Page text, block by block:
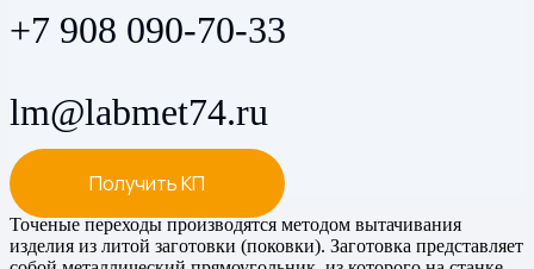
+7 908 090-70-33
lm@labmet74.ru
Получить КП
Точеные переходы производятся методом вытачивания
изделия из литой заготовки (поковки). Заготовка представляет